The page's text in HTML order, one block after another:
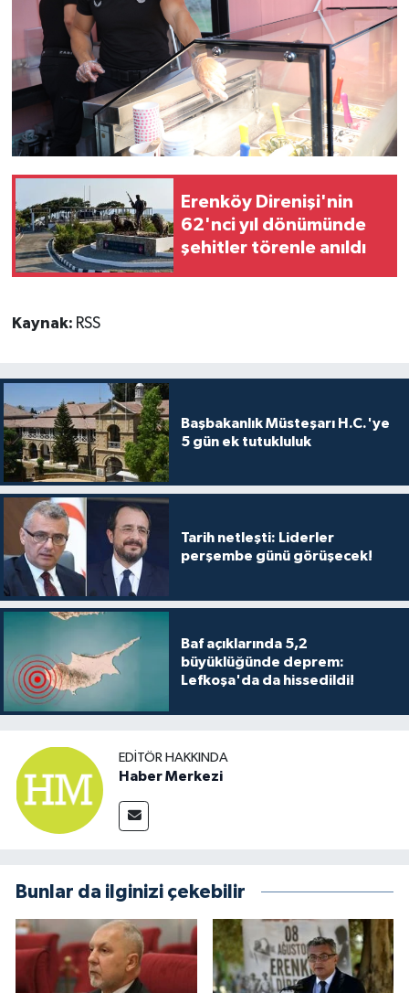
Erenköy Direnişi'nin
62'nci yıl dönümünde
şehitler törenle anıldı
Kaynak: RSS
Başbakanlık Müsteşarı H.C.'ye
5 gün ek tutukluluk
Tarih netleşti: Liderler
perşembe günü görüşecek!
Baf açıklarında 5,2
büyüklüğünde deprem:
Lefkoşa'da da hissedildi!
EDITÖR HAKKINDA
Haber Merkezi
Bunlar da ilginizi çekebilir